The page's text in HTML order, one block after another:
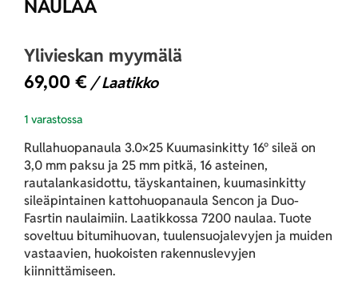
NAULAA
Ylivieskan myymälä
69,00 € / Laatikko
1 varastossa
Rullahuopanaula 3.0×25 Kuumasinkitty 16° sileä on
3,0 mm paksu ja 25 mm pitkä, 16 asteinen,
rautalankasidottu, täyskantainen, kuumasinkitty
sileäpintainen kattohuopanaula Sencon ja Duo-
Fasrtin naulaimiin. Laatikkossa 7200 naulaa. Tuote
soveltuu bitumihuovan, tuulensuojalevyjen ja muiden
vastaavien, huokoisten rakennuslevyjen
kiinnittämiseen.